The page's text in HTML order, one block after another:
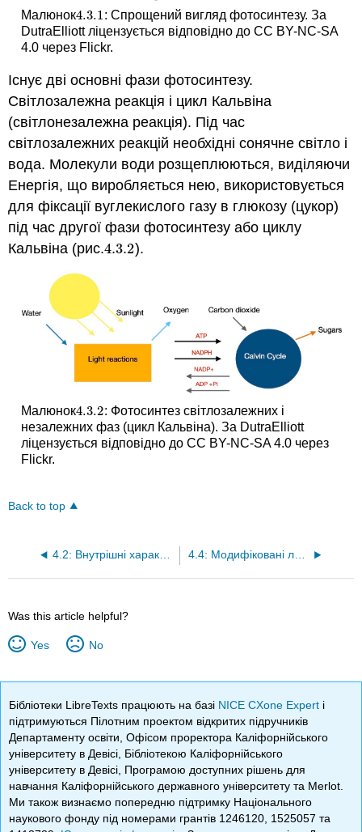
Малюнок4.3.1
4.3.1: Спрощений вигляд фотосинтезу. За
DutraElliott ліцензується відповідно до CC BY-NC-SA
4.0 через Flickr.
Існує дві основні фази фотосинтезу.
Світлозалежна реакція і цикл Кальвіна
(світлонезалежна реакція). Під час
світлозалежних реакцій необхідні сонячне світло і
вода. Молекули води розщеплюються, виділяючи
Енергія, що виробляється нею, використовується
для фіксації вуглекислого газу в глюкозу (цукор)
під час другої фази фотосинтезу або циклу
Кальвіна (рис.4.3.2
4.3.2).
Малюнок4.3.2
4.3.2: Фотосинтез світлозалежних і
незалежних фаз (цикл Кальвіна). За DutraElliott
ліцензується відповідно до CC BY-NC-SA 4.0 через
Flickr.
Back to top
4.2: Внутрішні характеристики листя 4.4: Модифіковані листя
Was this article helpful?
Yes No
Бібліотеки LibreTexts працюють на базі NICE CXone Expert і
підтримуються Пілотним проектом відкритих підручників
Департаменту освіти, Офісом проректора Каліфорнійського
університету в Девісі, Бібліотекою Каліфорнійського
університету в Девісі, Програмою доступних рішень для
навчання Каліфорнійського державного університету та Merlot.
Ми також визнаємо попередню підтримку Національного
наукового фонду під номерами грантів 1246120, 1525057 та